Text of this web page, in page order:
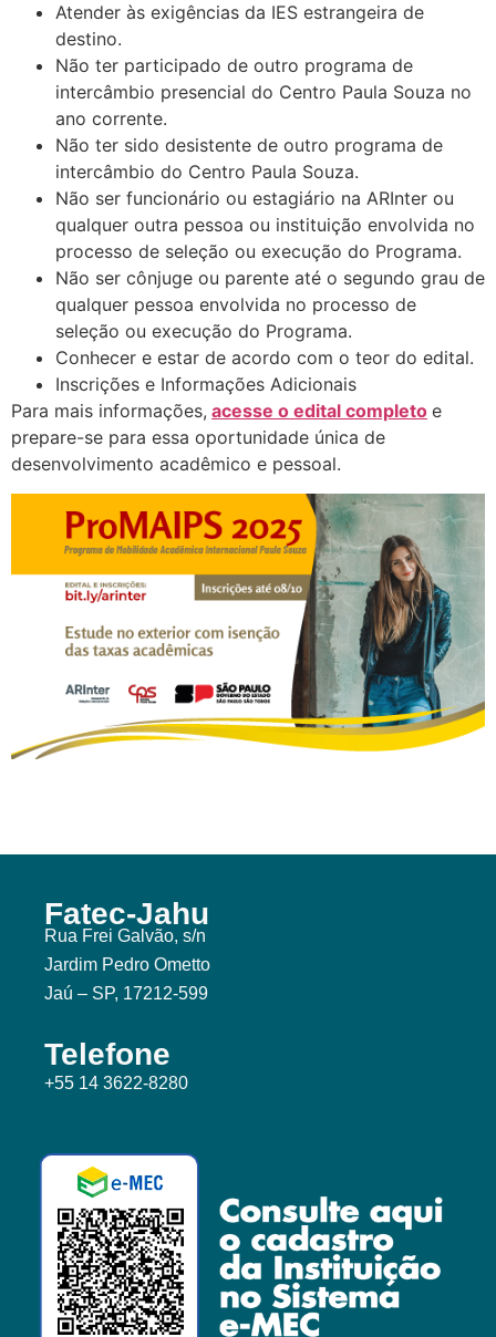
Atender às exigências da IES estrangeira de
destino.
Não ter participado de outro programa de
intercâmbio presencial do Centro Paula Souza no
ano corrente.
Não ter sido desistente de outro programa de
intercâmbio do Centro Paula Souza.
Não ser funcionário ou estagiário na ARInter ou
qualquer outra pessoa ou instituição envolvida no
processo de seleção ou execução do Programa.
Não ser cônjuge ou parente até o segundo grau de
qualquer pessoa envolvida no processo de
seleção ou execução do Programa.
Conhecer e estar de acordo com o teor do edital.
Inscrições e Informações Adicionais
Para mais informações, acesse o edital completo e
prepare-se para essa oportunidade única de
desenvolvimento acadêmico e pessoal.
Fatec-Jahu
Rua Frei Galvão, s/n
Jardim Pedro Ometto
Jaú – SP, 17212-599
Telefone
+55 14 3622-8280